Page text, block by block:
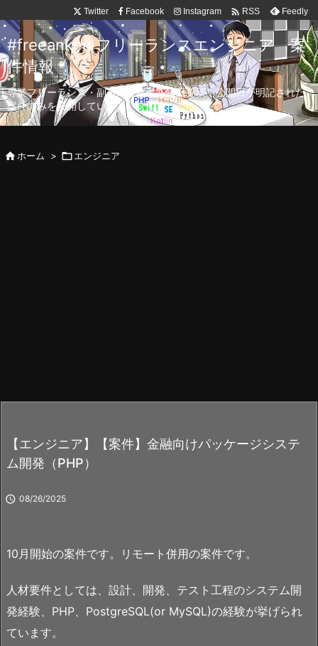
Twitter Facebook Instagram  RSS Feedly
#freeanken フリーランスエンジニア 案
件情報
専業フリーランス・副業向け案件を毎日更新！公開日が明記された
案件のみを公開しています。
ホーム > エンジニア
【エンジニア】【案件】金融向けパッケージシステ
ム開発（PHP）
 08/26/2025
10月開始の案件です。リモート併用の案件です。
人材要件としては、設計、開発、テスト工程のシステム開
発経験、PHP、PostgreSQL(or MySQL)の経験が挙げられ
ています。